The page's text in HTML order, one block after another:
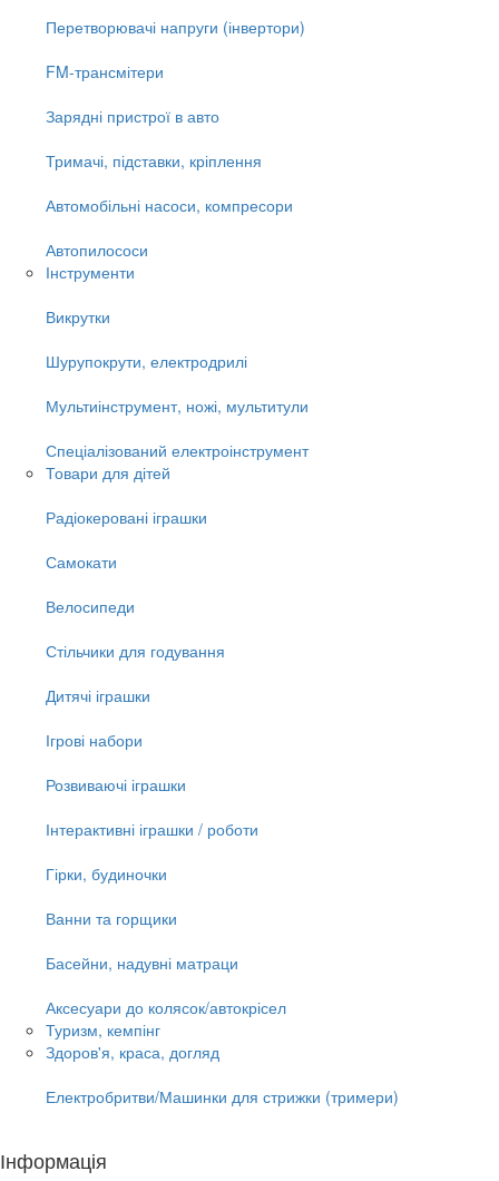
Перетворювачі напруги (інвертори)
FM-трансмітери
Зарядні пристрої в авто
Тримачі, підставки, кріплення
Автомобільні насоси, компресори
Автопилососи
Інструменти
Викрутки
Шурупокрути, електродрилі
Мультиінструмент, ножі, мультитули
Спеціалізований електроінструмент
Товари для дітей
Радіокеровані іграшки
Самокати
Велосипеди
Стільчики для годування
Дитячі іграшки
Ігрові набори
Розвиваючі іграшки
Інтерактивні іграшки / роботи
Гірки, будиночки
Ванни та горщики
Басейни, надувні матраци
Аксесуари до колясок/автокрісел
Туризм, кемпінг
Здоров'я, краса, догляд
Електробритви/Машинки для стрижки (тримери)
Інформація